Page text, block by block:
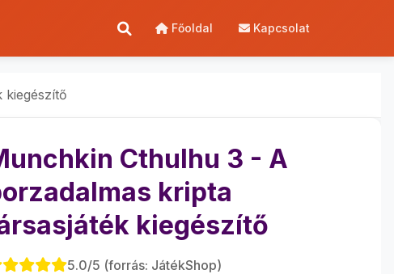
Főoldal Kapcsolat
kiegészítő
Cthulhu 3 - A
kripta
kiegészítő
5.0/5 (forrás: JátékShop)